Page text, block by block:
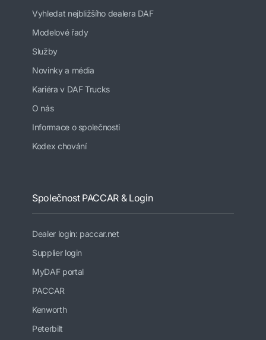
Vyhledat nejbližšího dealera DAF
Modelové řady
Služby
Novinky a média
Kariéra v DAF Trucks
O nás
Informace o společnosti
Kodex chování
Společnost PACCAR & Login
Dealer login: paccar.net
Supplier login
MyDAF portal
PACCAR
Kenworth
Peterbilt